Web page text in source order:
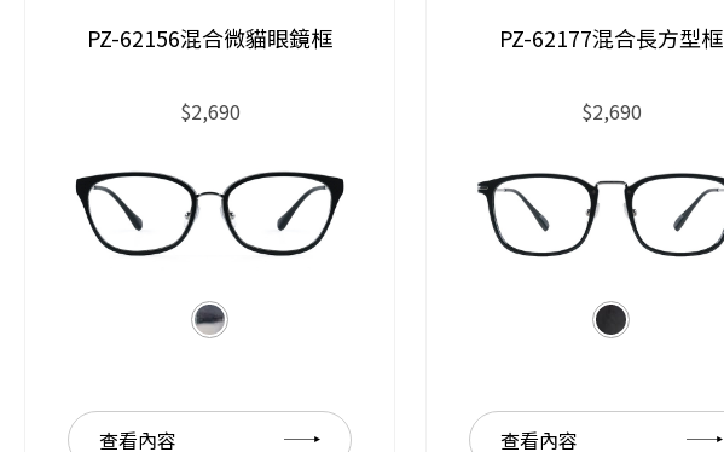
PZ-62156混合微貓眼鏡框
$2,690
查看內容
PZ-62177混合長方型框
$2,690
查看內容